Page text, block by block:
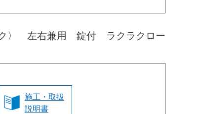
〉 左右兼用 錠付 ラクラクロー
施工・取扱
説明書